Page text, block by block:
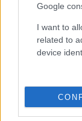
Google
I want to
related to
device
Το Ισραήλ
και χερσαία
Χαμάς στις 7